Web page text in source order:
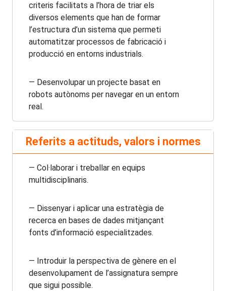
criteris facilitats a l’hora de triar els
diversos elements que han de formar
l’estructura d’un sistema que permeti
automatitzar processos de fabricació i
producció en entorns industrials.
— Desenvolupar un projecte basat en
robots autònoms per navegar en un entorn
real.
Referits a actituds, valors i normes
— Col·laborar i treballar en equips
multidisciplinaris.
— Dissenyar i aplicar una estratègia de
recerca en bases de dades mitjançant
fonts d’informació especialitzades.
— Introduir la perspectiva de gènere en el
desenvolupament de l’assignatura sempre
que sigui possible.